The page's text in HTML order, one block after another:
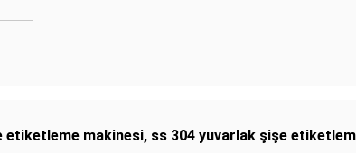
etiketleme makinesi, ss 304 yuvarlak şişe